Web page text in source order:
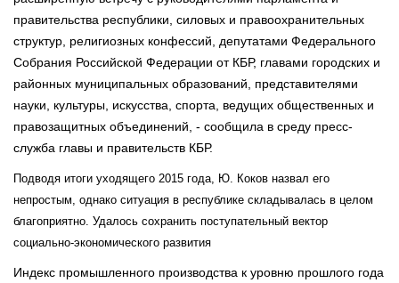
правительства республики, силовых и правоохранительных
структур, религиозных конфессий, депутатами Федерального
Собрания Российской Федерации от КБР, главами городских и
районных муниципальных образований, представителями
науки, культуры, искусства, спорта, ведущих общественных и
правозащитных объединений, - сообщила в среду пресс-
служба главы и правительств КБР.
Подводя итоги уходящего 2015 года, Ю. Коков назвал его
непростым, однако ситуация в республике складывалась в целом
благоприятно. Удалось сохранить поступательный вектор
социально-экономического развития
Индекс промышленного производства к уровню прошлого года